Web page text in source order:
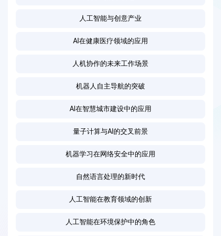
人工智能与创意产业
AI在健康医疗领域的应用
人机协作的未来工作场景
机器人自主导航的突破
AI在智慧城市建设中的应用
量子计算与AI的交叉前景
机器学习在网络安全中的应用
自然语言处理的新时代
人工智能在教育领域的创新
人工智能在环境保护中的角色